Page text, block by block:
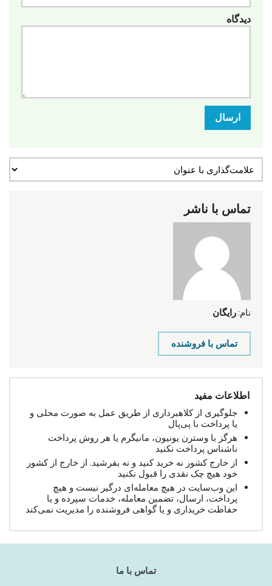
دیدگاه
ارسال
تماس با ناشر
نام: رایگان
تماس با فروشنده
اطلاعات مفید
جلوگیری از کلاهبرداری از طریق عمل به صورت محلی و
یا پرداخت با پی‌پال
هرگز با وسترن یونیون، مانیگرم یا هر روش پرداخت
ناشناس پرداخت نکنید
از خارج کشور نه خرید کنید و نه بفرشید. از خارج از کشور
خود هیچ چک نقدی را قبول نکنید
این وب‌سایت در هیچ معامله‌ای درگیر نیست و هیچ
پرداخت، ارسال، تضمین معامله، خدمات سپرده و یا
حفاظت خریداری و یا گواهی فروشنده را مدیریت نمی‌کند
تماس با ما